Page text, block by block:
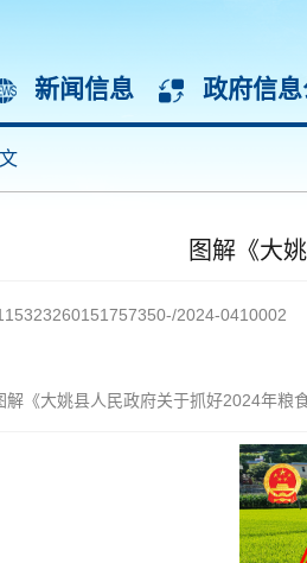
新闻信息 政府信
图解《大
2024-0410002
《大姚县人民政府关于抓好2024年粮